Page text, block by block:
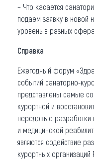
– Что касается
подаем заявку в новой
уровень в разных
Справка
Ежегодный форум
событий санаторно-
представлены самые
курортной и
передовые разработки
и медицинской
являются содействие
курортных